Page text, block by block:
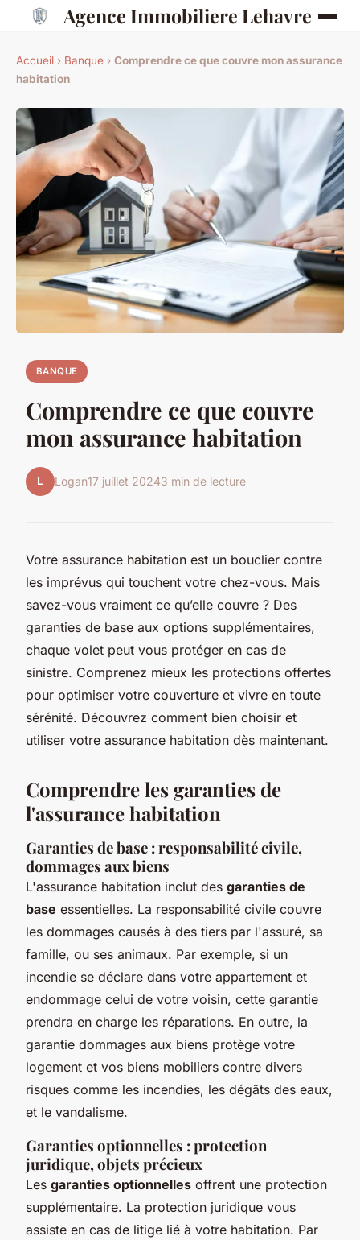
Agence Immobiliere Lehavre
Accueil › Banque › Comprendre ce que couvre mon assurance
habitation
BANQUE
Comprendre ce que couvre
mon assurance habitation
L Logan17 juillet 20243 min de lecture
Votre assurance habitation est un bouclier contre
les imprévus qui touchent votre chez-vous. Mais
savez-vous vraiment ce qu’elle couvre ? Des
garanties de base aux options supplémentaires,
chaque volet peut vous protéger en cas de
sinistre. Comprenez mieux les protections offertes
pour optimiser votre couverture et vivre en toute
sérénité. Découvrez comment bien choisir et
utiliser votre assurance habitation dès maintenant.
Comprendre les garanties de
l'assurance habitation
Garanties de base : responsabilité civile,
dommages aux biens
L'assurance habitation inclut des garanties de
base essentielles. La responsabilité civile couvre
les dommages causés à des tiers par l'assuré, sa
famille, ou ses animaux. Par exemple, si un
incendie se déclare dans votre appartement et
endommage celui de votre voisin, cette garantie
prendra en charge les réparations. En outre, la
garantie dommages aux biens protège votre
logement et vos biens mobiliers contre divers
risques comme les incendies, les dégâts des eaux,
et le vandalisme.
Garanties optionnelles : protection
juridique, objets précieux
Les garanties optionnelles offrent une protection
supplémentaire. La protection juridique vous
assiste en cas de litige lié à votre habitation. Par